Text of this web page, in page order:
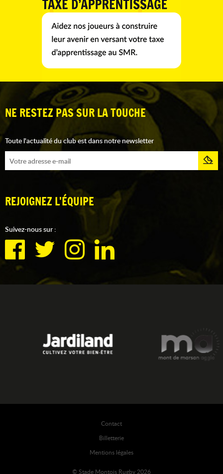
NE RESTEZ PAS SUR LA TOUCHE
Toute l'actualité du club est dans notre newsletter
REJOIGNEZ L'ÉQUIPE
Suivez-nous sur :
Contact
Billetterie
Mentions légales
© Stade Montois Rugby 2026